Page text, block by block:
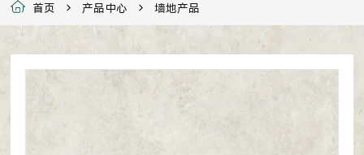
首页 产品中心 墙地产品